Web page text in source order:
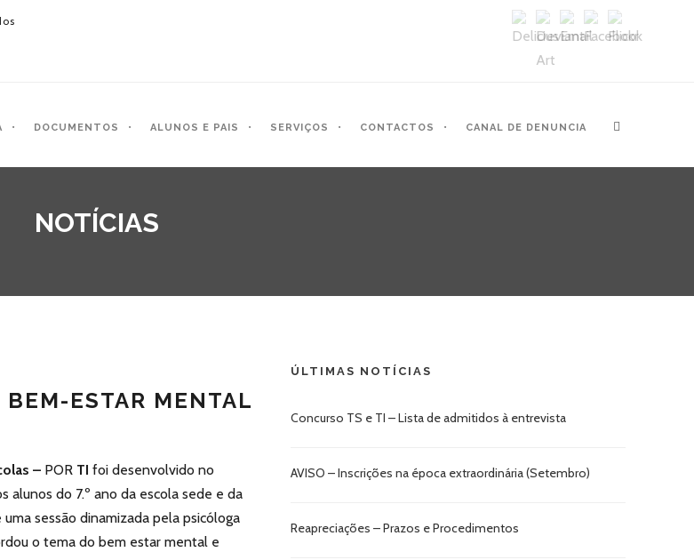
DOCUMENTOS ALUNOS E PAIS SERVIÇOS CONTACTOS CANAL DE DENUNCIA
NOTÍCIAS
BEM-ESTAR MENTAL
– POR TI foi desenvolvido no
alunos do 7.º ano da escola sede e da
sessão dinamizada pela psicóloga
o tema do bem estar mental e
ÚLTIMAS NOTÍCIAS
Concurso TS e TI – Lista de admitidos à entrevista
AVISO – Inscrições na época extraordinária (Setembro)
Reapreciações – Prazos e Procedimentos